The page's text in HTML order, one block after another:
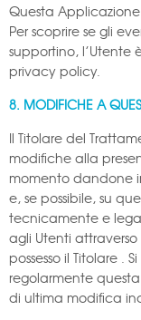
Questa Applicazione
Per scoprire se gli
supportino, l’Utente
privacy policy.
8. MODIFICHE A
Il Titolare del
modifiche alla
momento dandone
e, se possibile, su
tecnicamente e
agli Utenti
possesso il Titolare .
regolarmente
di ultima modifica